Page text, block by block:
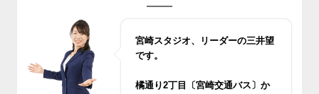
宮崎スタジオ、リーダーの三井望
です。
橘通り2丁目〔宮崎交通バス〕か